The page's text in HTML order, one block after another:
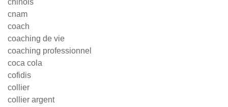
chinois
cnam
coach
coaching de vie
coaching professionnel
coca cola
cofidis
collier
collier argent